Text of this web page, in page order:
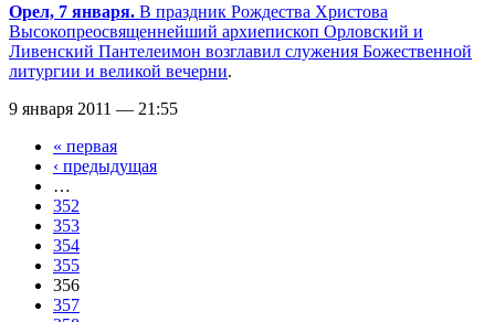
Орел, 7 января. В праздник Рождества Христова
Высокопреосвященнейший архиепископ Орловский и
Ливенский Пантелеимон возглавил служения Божественной
литургии и великой вечерни.
9 января 2011 — 21:55
Страницы
« первая
‹ предыдущая
…
352
353
354
355
356
357